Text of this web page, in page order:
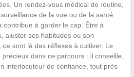
Un rendez-vous médical de routine,
de la vue ou de la santé
contribue à garder le cap. Être à
ajuster ses habitudes ou son
sont là des réflexes à cultiver. Le
dans ce parcours : il conseille,
interlocuteur de confiance, tout près